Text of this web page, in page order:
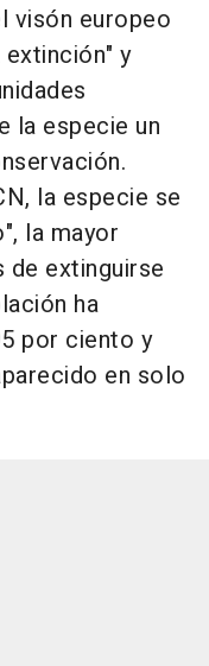
visón europeo
y
la especie un
la especie se
la mayor
de extinguirse
ha
por ciento y
en solo